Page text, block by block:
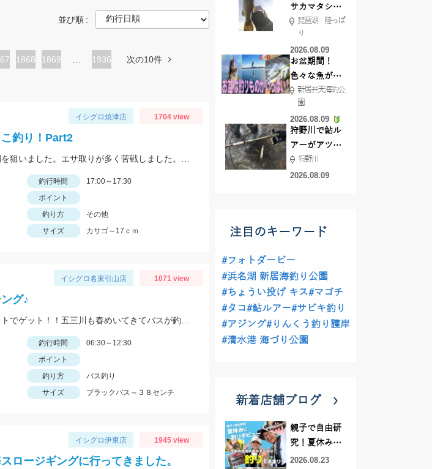
並び順
ペ
1868
ペ
1869 1936 次の10件
イシグロ焼津店 1704 view
こ釣り！Part2
釣行時間
17:00～17:30
ポイント
釣り方
その他
サイズ カサゴ～17ｃｍ
イシグロ名東引山店 1071 view
グ♪
釣行時間
06:30～12:30
ポイント
釣り方
バス釣り
サイズ ブラックバス～３８センチ
イシグロ伊東店 1945 view
ロージギングに行ってきました。
サカマタシャ
ッド6インチ
で50ジャスト
ゲット!!
琵琶湖 陸っぱ
り
2026.08.09
お盆期間！
色々な魚が沢
山釣れてます
よ！
新居弁天海釣公
園
2026.08.09
狩野川で鮎ル
アーがアツ
い！！
狩野川
2026.08.09
注目のキーワード
#フォトダービー
#浜名湖 新居海釣り公園
#ちょうい投げ キス#マゴチ
#タコ#鮎ルアー#サビキ釣り
#アジング#りんくう釣り護岸
#清水港 海づり公園
新着店舗ブログ
親子で自由研
究！夏休みに
釣りデビュー
2026.08.23